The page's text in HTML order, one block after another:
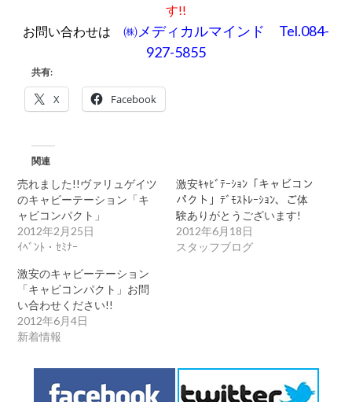
す!!
お問い合わせは ㈱メディカルマインド Tel.084-
927-5855
共有:
X Facebook
関連
売れました!!ヴァリュゲイツ
のキャビーテーション「キ
ャビコンパクト」
2012年2月25日
ｲﾍﾞﾝﾄ・ｾﾐﾅｰ
激安ｷｬﾋﾞﾃｰｼｮﾝ「キャビコン
パクト」ﾃﾞﾓｽﾄﾚｰｼｮﾝ、ご体
験ありがとうございます!
2012年6月18日
スタッフブログ
激安のキャビーテーション
「キャビコンパクト」お問
い合わせください!!
2012年6月4日
新着情報